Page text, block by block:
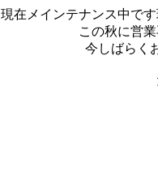
現在メインテナンス中で
この秋に営
今しばらく